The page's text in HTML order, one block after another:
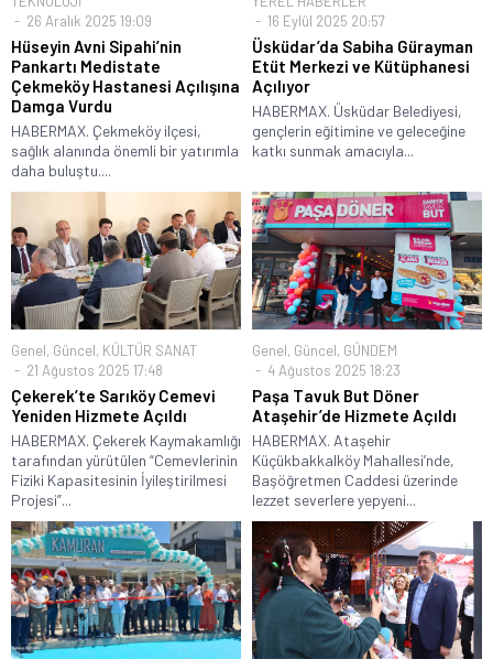
26 Aralık 2025 19:09
Hüseyin Avni Sipahi’nin
Pankartı Medistate
Çekmeköy Hastanesi Açılışına
Damga Vurdu
HABERMAX. Çekmeköy ilçesi,
sağlık alanında önemli bir yatırımla
daha buluştu....
16 Eylül 2025 20:57
Üsküdar’da Sabiha Gürayman
Etüt Merkezi ve Kütüphanesi
Açılıyor
HABERMAX. Üsküdar Belediyesi,
gençlerin eğitimine ve geleceğine
katkı sunmak amacıyla...
Genel, Güncel, KÜLTÜR SANAT
21 Ağustos 2025 17:48
Çekerek’te Sarıköy Cemevi
Yeniden Hizmete Açıldı
HABERMAX. Çekerek Kaymakamlığı
tarafından yürütülen “Cemevlerinin
Fiziki Kapasitesinin İyileştirilmesi
Projesi”...
Genel, Güncel, GÜNDEM
4 Ağustos 2025 18:23
Paşa Tavuk But Döner
Ataşehir’de Hizmete Açıldı
HABERMAX. Ataşehir
Küçükbakkalköy Mahallesi’nde,
Başöğretmen Caddesi üzerinde
lezzet severlere yepyeni...